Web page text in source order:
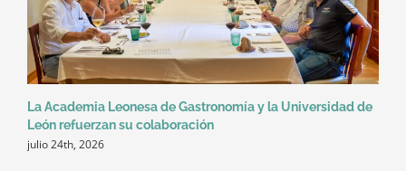
La Academia Leonesa de Gastronomía y la Universidad de
León refuerzan su colaboración
julio 24th, 2026